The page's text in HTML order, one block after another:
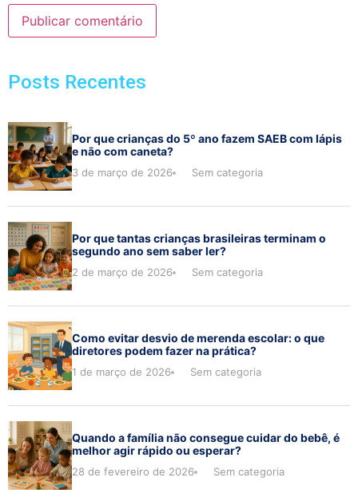
Posts Recentes
Por que crianças do 5º ano fazem SAEB com lápis
e não com caneta?
3 de março de 2026 Sem categoria
Por que tantas crianças brasileiras terminam o
segundo ano sem saber ler?
2 de março de 2026 Sem categoria
Como evitar desvio de merenda escolar: o que
diretores podem fazer na prática?
1 de março de 2026 Sem categoria
Quando a família não consegue cuidar do bebê, é
melhor agir rápido ou esperar?
28 de fevereiro de 2026 Sem categoria